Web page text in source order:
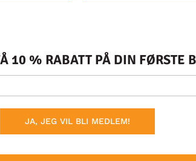
10 % RABATT PÅ DIN FØRSTE
JA, JEG VIL BLI MEDLEM!